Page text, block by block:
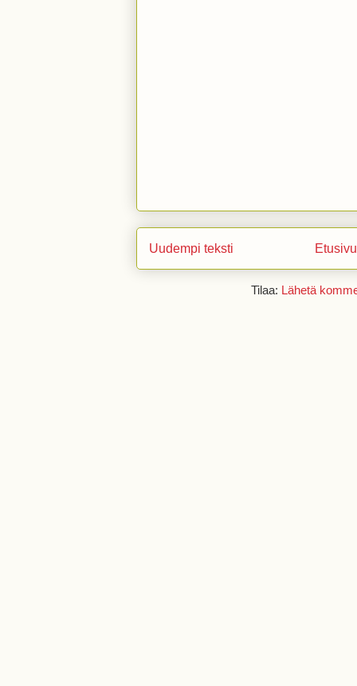
Uudempi teksti Etusivu
Tilaa: Lähetä